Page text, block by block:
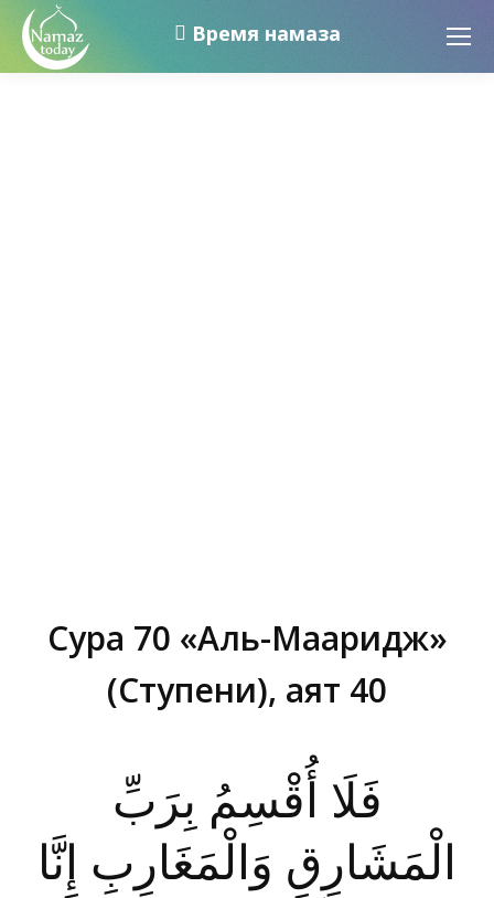
Время намаза
Сура 70 «Аль-Мааридж»
(Ступени), аят 40
فَلَا أُقْسِمُ بِرَبِّ
الْمَشَارِقِ وَالْمَغَارِبِ إِنَّا